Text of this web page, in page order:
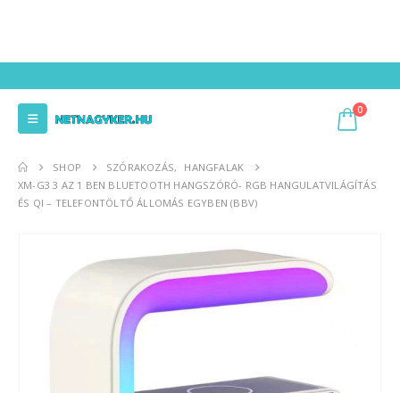
0
SHOP SZÓRAKOZÁS,
HANGFALAK
XM-G3 3 AZ 1 BEN BLUETOOTH HANGSZÓRÓ- RGB HANGULATVILÁGÍTÁS
ÉS QI – TELEFONTÖLTŐ ÁLLOMÁS EGYBEN (BBV)